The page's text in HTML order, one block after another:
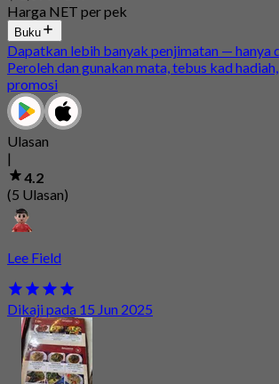
Harga NET per pek
Buku
Dapatkan lebih banyak penjimatan — hanya
Peroleh dan gunakan mata, tebus kad
promosi
Ulasan
|
4.2
(5 Ulasan)
Lee Field
Dikaji pada 15 Jun 2025